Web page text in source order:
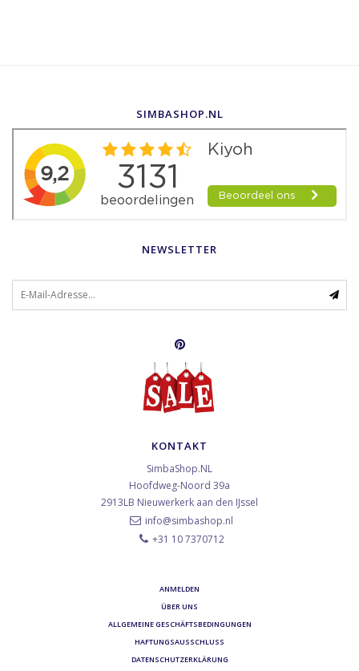
SIMBASHOP.NL
NEWSLETTER
KONTAKT
SimbaShop.NL
Hoofdweg-Noord 39a
2913LB Nieuwerkerk aan den IJssel
info@simbashop.nl
+31 10 7370712
ANMELDEN
ÜBER UNS
ALLGEMEINE GESCHÄFTSBEDINGUNGEN
HAFTUNGSAUSSCHLUSS
DATENSCHUTZERKLÄRUNG